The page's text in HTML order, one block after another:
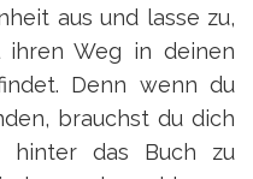
aus und lasse zu,
ihren Weg in deinen
Denn wenn du
brauchst du dich
hinter das Buch zu